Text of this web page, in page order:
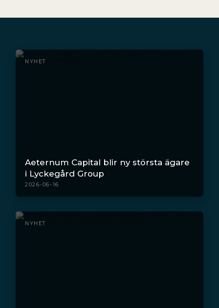
NYHET
Aeternum Capital blir ny största ägare
i Lyckegård Group
2026-06-16
NYHET